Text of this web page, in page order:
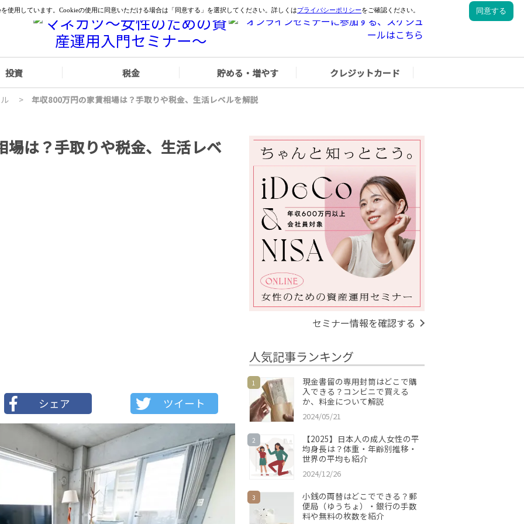
投資 税金 貯める・増やす クレジットカード
> 年収800万円の家賃相場は？手取りや税金、生活レベルを解説
場は？手取りや税金、生活レベ
シェア ツイート
セミナー情報を確認する
人気記事ランキング
1
現金書留の専用封筒はどこで購
入できる？コンビニで買える
か、料金について解説
2024/05/21
2
【2025】日本人の成人女性の平
均身長は？体重・年齢別推移・
世界の平均も紹介
2024/12/26
3
小銭の両替はどこでできる？郵
便局（ゆうちょ）・銀行の手数
料や無料の枚数を紹介